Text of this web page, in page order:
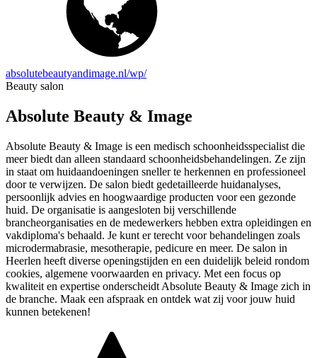
absolutebeautyandimage.nl/wp/
Beauty salon
Absolute Beauty & Image
Absolute Beauty & Image is een medisch schoonheidsspecialist die
meer biedt dan alleen standaard schoonheidsbehandelingen. Ze zijn
in staat om huidaandoeningen sneller te herkennen en professioneel
door te verwijzen. De salon biedt gedetailleerde huidanalyses,
persoonlijk advies en hoogwaardige producten voor een gezonde
huid. De organisatie is aangesloten bij verschillende
brancheorganisaties en de medewerkers hebben extra opleidingen en
vakdiploma's behaald. Je kunt er terecht voor behandelingen zoals
microdermabrasie, mesotherapie, pedicure en meer. De salon in
Heerlen heeft diverse openingstijden en een duidelijk beleid rondom
cookies, algemene voorwaarden en privacy. Met een focus op
kwaliteit en expertise onderscheidt Absolute Beauty & Image zich in
de branche. Maak een afspraak en ontdek wat zij voor jouw huid
kunnen betekenen!